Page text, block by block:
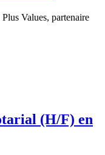
Values, partenaire
(H/F) en